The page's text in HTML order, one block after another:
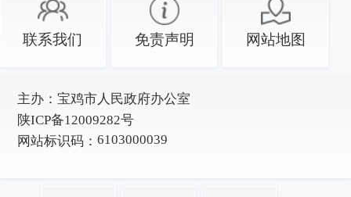
联系我们 免责声明 网站地图
主办： 宝鸡市人民政府办公室
陕ICP备12009282号
网站标识码： 6103000039